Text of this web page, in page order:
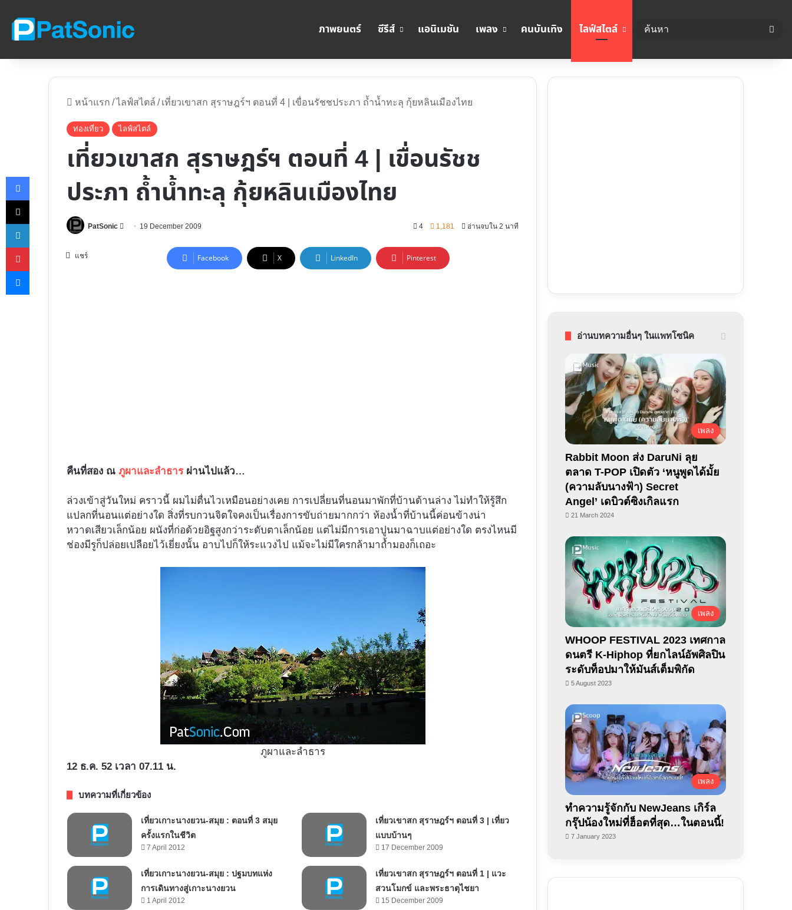
ภาพยนตร์ ซีรีส์ แอนิเมชัน เพลง คนบันเทิง ไลฟ์สไตล์ ค้นห
หน้าแรก /ไลฟ์สไตล์ / เที่ยวเขาสก สุราษฎร์ฯ ตอนที่ 4 | เขื่อนรัชชประภา ถ้ำน้ำทะลุ กุ้ยหลินเมืองไทย
ท่องเที่ยว ไลฟ์สไตล์
เที่ยวเขาสก สุราษฎร์ฯ ตอนที่ 4 | เขื่อนรัชช
ประภา ถ้ำน้ำทะลุ กุ้ยหลินเมืองไทย
PatSonic
Follow19 December 2009 4 1,181 อ่านจบใน 2 นาที
แชร์ Facebook X LinkedIn Pinterest
คืนที่สอง ณภูผาและลำธารผ่านไปแล้ว…
ล่วงเข้าสู่วันใหม่ คราวนี้ ผมไม่ตื่นไวเหมือนอย่างเคย การเปลี่ยนที่นอนมาพักที่บ้านด้านล่าง ไม่ทำให้รู้สึก
แปลกที่นอนแต่อย่างใด สิ่งที่รบกวนจิตใจคงเป็นเรื่องการขับถ่ายมากกว่า ห้องน้ำที่บ้านนี้ค่อนข้างน่า
หวาดเสียวเล็กน้อย ผนังที่ก่อด้วยอิฐสูงกว่าระดับตาเล็กน้อย แต่ไม่มีการเอาปูนมาฉาบแต่อย่างใด ตรงไหนมี
ช่องมีรูก็ปล่อยเปลือยไว้เยี่ยงนั้น อาบไปก็ให้ระแวงไป แม้จะไม่มีใครกล้ามาถ้ำมองก็เถอะ
ภูผาและลำธาร
12 ธ.ค. 52 เวลา 07.11 น.
บทความที่เกี่ยวข้อง
เที่ยวเกาะนางยวน-สมุย : ตอนที่ 3 สมุย
ครั้งแรกในชีวิต
7 April 2012
เที่ยวเขาสก สุราษฎร์ฯ ตอนที่ 3 | เที่ยว
แบบบ้านๆ
17 December 2009
เที่ยวเกาะนางยวน-สมุย : ปฐมบทแห่ง
การเดินทางสู่เกาะนางยวน
1 April 2012
เที่ยวเขาสก สุราษฎร์ฯ ตอนที่ 1 | แวะ
สวนโมกข์ และพระธาตุไชยา
15 December 2009
อ่านบทความอื่นๆ ในแพทโซนิค
เพลง
Rabbit Moon ส่ง DaruNi ลุย
ตลาด T-POP เปิดตัว ‘หนูพูดได้มั้ย
(ความลับนางฟ้า) Secret
Angel’ เดบิวต์ซิงเกิลแรก
21 March 2024
เพลง
WHOOP FESTIVAL 2023 เทศกาล
ดนตรี K-Hiphop ที่ยกไลน์อัพศิลปิน
ระดับท็อปมาให้มันส์เต็มพิกัด
5 August 2023
เพลง
ทำความรู้จักกับ NewJeans เกิร์ล
กรุ๊ปน้องใหม่ที่ฮ็อตที่สุด…ในตอนนี้!
7 January 2023
Facebook
X
LinkedIn
Pinterest
Messenger